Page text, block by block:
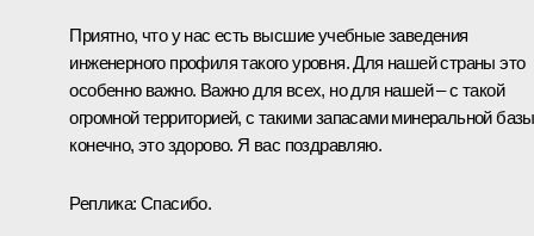
Приятно, что у нас есть высшие учебные заведения
инженерного профиля такого уровня. Для нашей страны это
особенно важно. Важно для всех, но для нашей – с такой
огромной территорией, с такими запасами минеральной
конечно, это здорово. Я вас поздравляю.
Реплика: Спасибо.